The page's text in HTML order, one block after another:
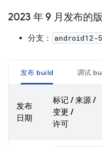
2023 年 9 月发布的
分支： android12-
发布 build 调试
发布
日期
标记 / 来源 /
变更 /
许可